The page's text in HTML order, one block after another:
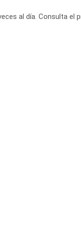
al día. Consulta el